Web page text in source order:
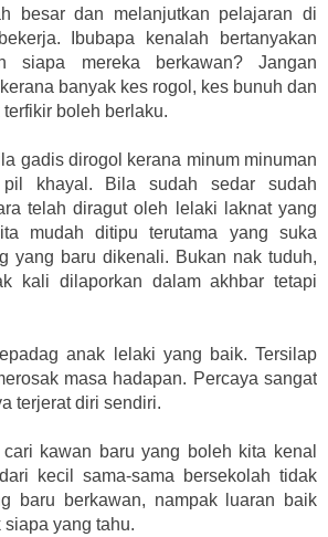
besar dan melanjutkan pelajaran di
Ibubapa kenalah bertanyakan
siapa mereka berkawan? Jangan
banyak kes rogol, kes bunuh dan
boleh berlaku.
gadis dirogol kerana minum minuman
pil khayal. Bila sudah sedar sudah
telah diragut oleh lelaki laknat yang
mudah ditipu terutama yang suka
yang baru dikenali. Bukan nak tuduh,
kali dilaporkan dalam akhbar tetapi
anak lelaki yang baik. Tersilap
masa hadapan. Percaya sangat
terjerat diri sendiri.
kawan baru yang boleh kita kenal
kecil sama-sama bersekolah tidak
baru berkawan, nampak luaran baik
yang tahu.